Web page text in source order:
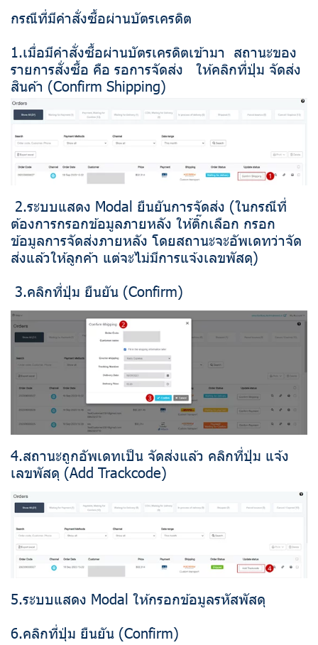
กรณีที่มีคำสั่งซื้อผ่านบัตรเครดิต
1.เมื่อมีคำสั่งซื้อผ่านบัตรเครดิตเข้ามา สถานะของ
รายการสั่งซื้อ คือ รอการจัดส่ง ให้คลิกที่ปุ่ม จัดส่ง
สินค้า (Confirm Shipping)
2.ระบบแสดง Modal ยืนยันการจัดส่ง (ในกรณีที่
ต้องการกรอกข้อมูลภายหลัง ให้ติ๊กเลือก กรอก
ข้อมูลการจัดส่งภายหลัง โดยสถานะจะอัพเดทว่าจัด
ส่งแล้วให้ลูกค้า แต่จะไม่มีการแจ้งเลขพัสดุ)
3.คลิกที่ปุ่ม ยืนยัน (Confirm)
4.สถานะถูกอัพเดทเป็น จัดส่งแล้ว คลิกที่ปุ่ม แจ้ง
เลขพัสดุ (Add Trackcode)
5.ระบบแสดง Modal ให้กรอกข้อมูลรหัสพัสดุ
6.คลิกที่ปุ่ม ยืนยัน (Confirm)